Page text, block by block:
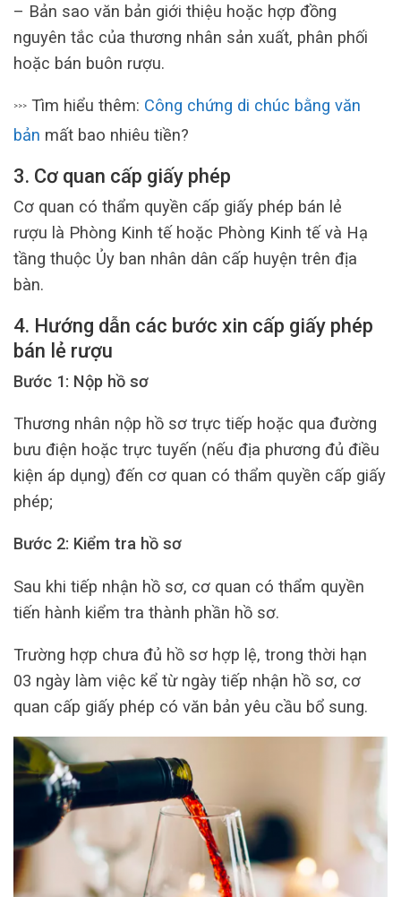
– Bản sao văn bản giới thiệu hoặc hợp đồng
nguyên tắc của thương nhân sản xuất, phân phối
hoặc bán buôn rượu.
>>> Tìm hiểu thêm: Công chứng di chúc bằng văn
bản mất bao nhiêu tiền?
3. Cơ quan cấp giấy phép
Cơ quan có thẩm quyền cấp giấy phép bán lẻ
rượu là Phòng Kinh tế hoặc Phòng Kinh tế và Hạ
tầng thuộc Ủy ban nhân dân cấp huyện trên địa
bàn.
4. Hướng dẫn các bước xin cấp giấy phép
bán lẻ rượu
Bước 1: Nộp hồ sơ
Thương nhân nộp hồ sơ trực tiếp hoặc qua đường
bưu điện hoặc trực tuyến (nếu địa phương đủ điều
kiện áp dụng) đến cơ quan có thẩm quyền cấp giấy
phép;
Bước 2: Kiểm tra hồ sơ
Sau khi tiếp nhận hồ sơ, cơ quan có thẩm quyền
tiến hành kiểm tra thành phần hồ sơ.
Trường hợp chưa đủ hồ sơ hợp lệ, trong thời hạn
03 ngày làm việc kể từ ngày tiếp nhận hồ sơ, cơ
quan cấp giấy phép có văn bản yêu cầu bổ sung.